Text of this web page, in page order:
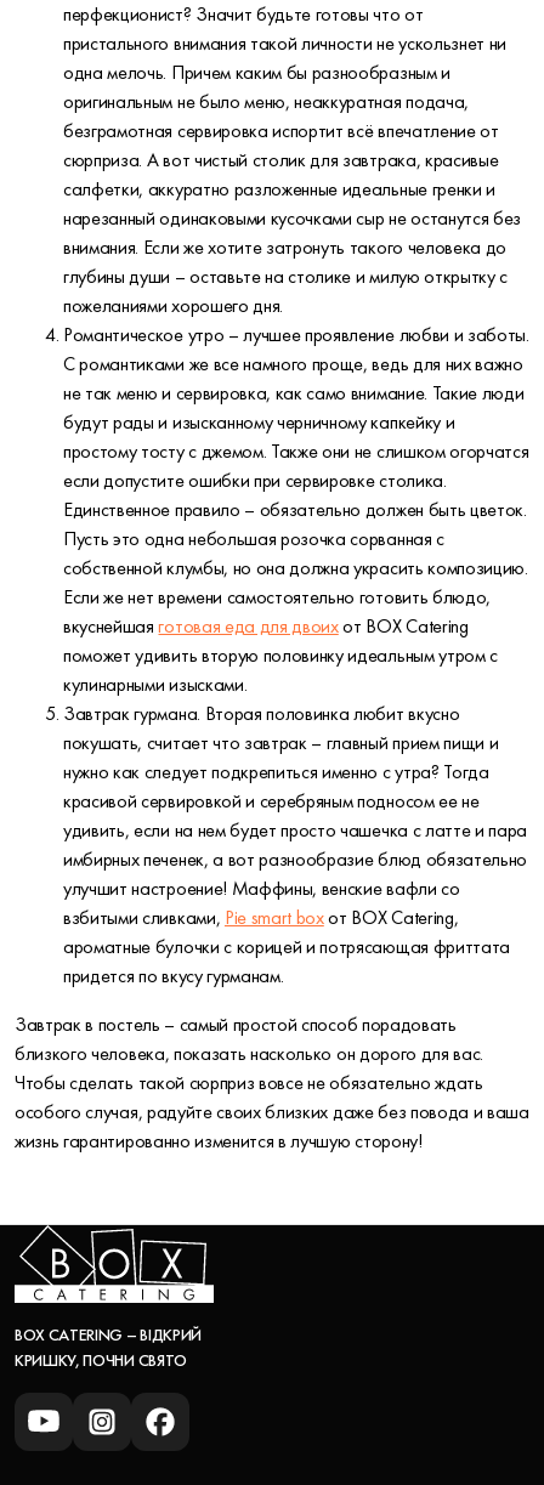
перфекционист? Значит будьте готовы что от
пристального внимания такой личности не ускользнет ни
одна мелочь. Причем каким бы разнообразным и
оригинальным не было меню, неаккуратная подача,
безграмотная сервировка испортит всё впечатление от
сюрприза. А вот чистый столик для завтрака, красивые
салфетки, аккуратно разложенные идеальные гренки и
нарезанный одинаковыми кусочками сыр не останутся без
внимания. Если же хотите затронуть такого человека до
глубины души – оставьте на столике и милую открытку с
пожеланиями хорошего дня.
Романтическое утро – лучшее проявление любви и заботы.
С романтиками же все намного проще, ведь для них важно
не так меню и сервировка, как само внимание. Такие люди
будут рады и изысканному черничному капкейку и
простому тосту с джемом. Также они не слишком огорчатся
если допустите ошибки при сервировке столика.
Единственное правило – обязательно должен быть цветок.
Пусть это одна небольшая розочка сорванная с
собственной клумбы, но она должна украсить композицию.
Если же нет времени самостоятельно готовить блюдо,
вкуснейшаяготовая еда для двоихот BOX Catering
поможет удивить вторую половинку идеальным утром с
кулинарными изысками.
Завтрак гурмана. Вторая половинка любит вкусно
покушать, считает что завтрак – главный прием пищи и
нужно как следует подкрепиться именно с утра? Тогда
красивой сервировкой и серебряным подносом ее не
удивить, если на нем будет просто чашечка с латте и пара
имбирных печенек, а вот разнообразие блюд обязательно
улучшит настроение! Маффины, венские вафли со
взбитыми сливками, Pie smart boxот BOX Catering,
ароматные булочки с корицей и потрясающая фриттата
придется по вкусу гурманам.
Завтрак в постель – самый простой способ порадовать
близкого человека, показать насколько он дорого для вас.
Чтобы сделать такой сюрприз вовсе не обязательно ждать
особого случая, радуйте своих близких даже без повода и ваша
жизнь гарантированно изменится в лучшую сторону!
BOX CATERING – ВІДКРИЙ
КРИШКУ, ПОЧНИ СВЯТО